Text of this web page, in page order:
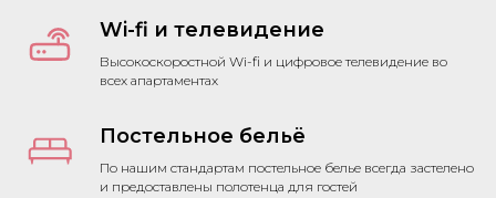
Wi-fi и телевидение
Высокоскоростной Wi-fi и цифровое телевидение во
всех апартаментах
Постельное бельё
По нашим стандартам постельное белье всегда застелено
и предоставлены полотенца для гостей